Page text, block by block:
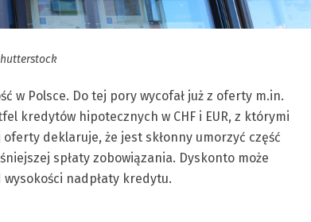
w Polsce. Do tej pory wycofał już z oferty m.in.
kredytów hipotecznych w CHF i EUR, z którymi
deklaruje, że jest skłonny umorzyć część
spłaty zobowiązania. Dyskonto może
nadpłaty kredytu.